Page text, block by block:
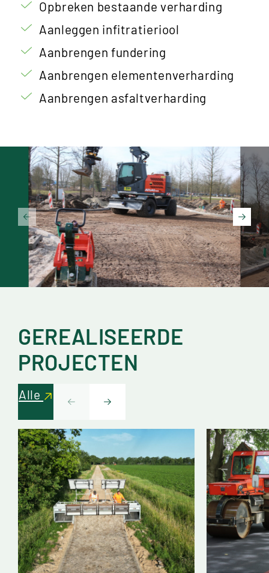
Opbreken bestaande verharding
Aanleggen infitratieriool
Aanbrengen fundering
Aanbrengen elementenverharding
Aanbrengen asfaltverharding
GEREALISEERDE
PROJECTEN
Alle